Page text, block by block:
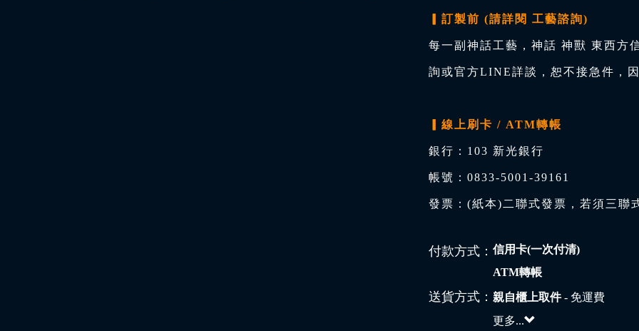
▎訂製前 (請詳閱 工藝諮詢)
每一副神話工藝，神話 神獸 東西方
詢或官方LINE詳談，恕不接急件，
▎線上刷卡 / ATM轉帳
銀行：103 新光銀行
帳號：0833-5001-39161
發票：(紙本)二聯式發票，若須三聯
付款方式：信用卡(一次付清)
ATM轉帳
送貨方式：親自櫃上取件- 免運費
更多...